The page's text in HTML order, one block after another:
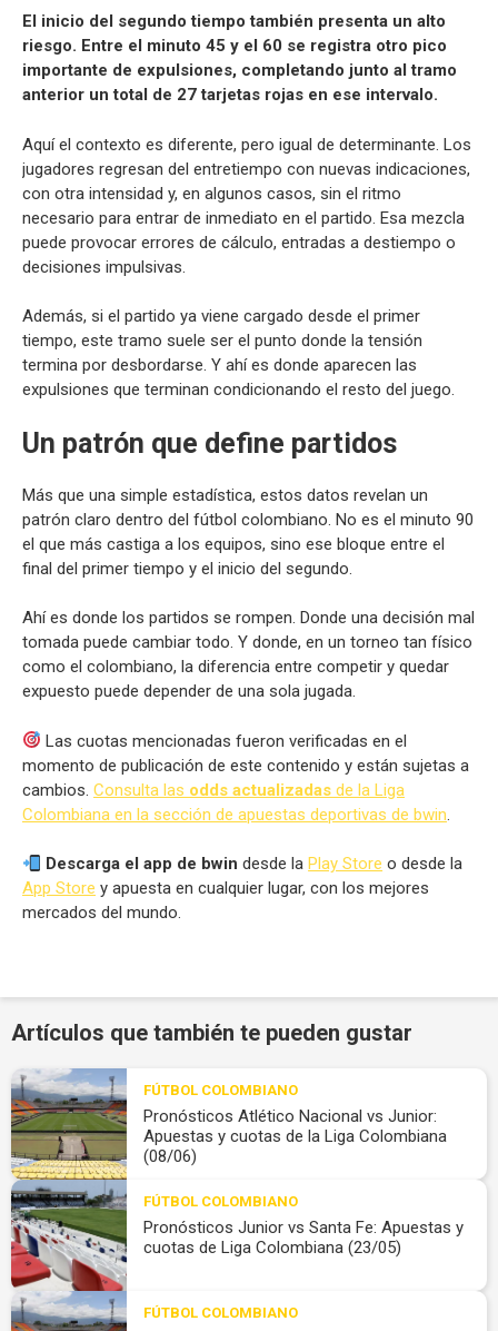
El inicio del segundo tiempo también presenta un alto
riesgo. Entre el minuto 45 y el 60 se registra otro pico
importante de expulsiones, completando junto al tramo
anterior un total de 27 tarjetas rojas en ese intervalo.
Aquí el contexto es diferente, pero igual de determinante. Los
jugadores regresan del entretiempo con nuevas indicaciones,
con otra intensidad y, en algunos casos, sin el ritmo
necesario para entrar de inmediato en el partido. Esa mezcla
puede provocar errores de cálculo, entradas a destiempo o
decisiones impulsivas.
Además, si el partido ya viene cargado desde el primer
tiempo, este tramo suele ser el punto donde la tensión
termina por desbordarse. Y ahí es donde aparecen las
expulsiones que terminan condicionando el resto del juego.
Un patrón que define partidos
Más que una simple estadística, estos datos revelan un
patrón claro dentro del fútbol colombiano. No es el minuto 90
el que más castiga a los equipos, sino ese bloque entre el
final del primer tiempo y el inicio del segundo.
Ahí es donde los partidos se rompen. Donde una decisión mal
tomada puede cambiar todo. Y donde, en un torneo tan físico
como el colombiano, la diferencia entre competir y quedar
expuesto puede depender de una sola jugada.
Las cuotas mencionadas fueron verificadas en el
momento de publicación de este contenido y están sujetas a
cambios. Consulta las odds actualizadas de la Liga
Colombiana en la sección de apuestas deportivas de bwin
Descarga el app de bwin desde laPlay Store o desde la
App Store y apuesta en cualquier lugar, con los mejores
mercados del mundo.
Artículos que también te pueden gustar
FÚTBOL COLOMBIANO
Pronósticos Atlético Nacional vs Junior:
Apuestas y cuotas de la Liga Colombiana
(08/06)
FÚTBOL COLOMBIANO
Pronósticos Junior vs Santa Fe: Apuestas y
cuotas de Liga Colombiana (23/05)
FÚTBOL COLOMBIANO